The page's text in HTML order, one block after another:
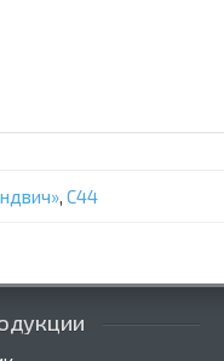
, С44